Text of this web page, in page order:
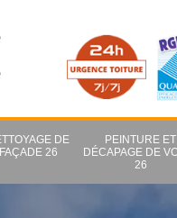
DE
FAÇADE 26
PEINTURE ET
DÉCAPAGE DE
26